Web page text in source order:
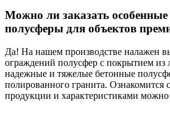
Можно ли заказать
полусферы для объектов
Да! На нашем производстве налажен
ограждений полусфер с покрытием из
надежные и тяжелые бетонные
полированного гранита. Ознакомится
продукции и характеристиками можно